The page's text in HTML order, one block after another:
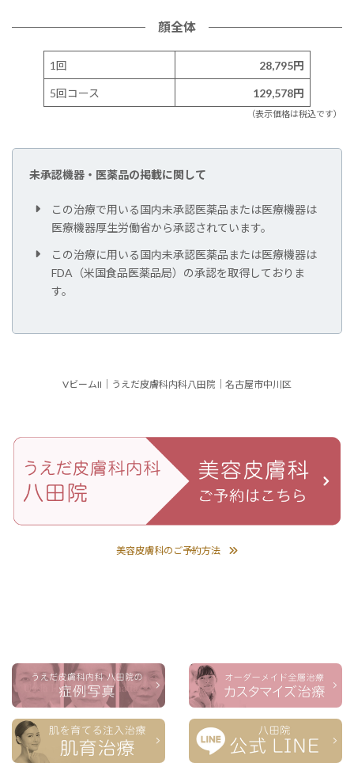
顔全体
1回 28,795円
5回コース 129,578円
（表示価格は税込です）
未承認機器・医薬品の掲載に関して
この治療で用いる国内未承認医薬品または医療機器は
医療機器厚生労働省から承認されています。
この治療に用いる国内未承認医薬品または医療機器は
FDA（米国食品医薬品局）の承認を取得しておりま
す。
VビームII｜うえだ皮膚科内科八田院｜名古屋市中川区
美容皮膚科のご予約方法